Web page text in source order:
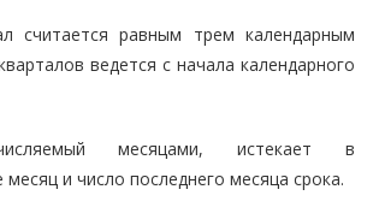
считается равным трем календарным
ведется с начала календарного
месяцами, истекает в
и число последнего месяца срока.